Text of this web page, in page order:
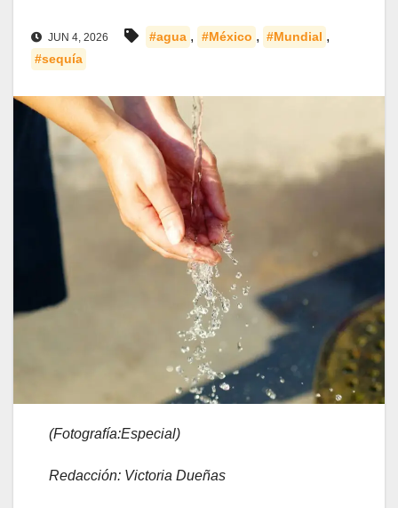
JUN 4, 2026 #agua , #México , #Mundial ,
#sequía
(Fotografía:Especial)
Redacción: Victoria Dueñas